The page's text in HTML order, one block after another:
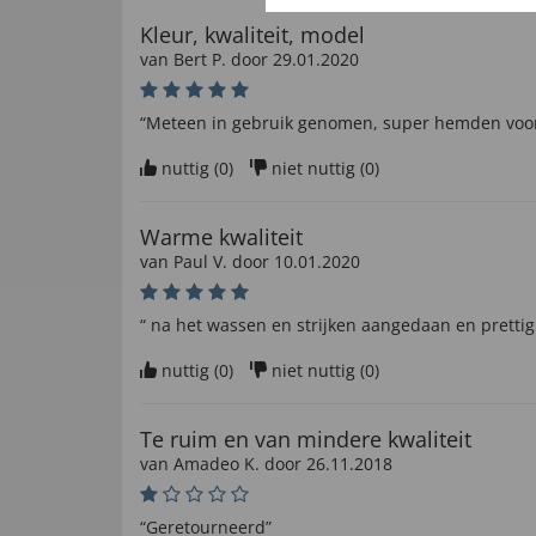
Kleur, kwaliteit, model
van Bert P. door 29.01.2020
“Meteen in gebruik genomen, super hemden
nuttig (0) niet nuttig (0)
Warme kwaliteit
van Paul V. door 10.01.2020
“ na het wassen en strijken aangedaan en
nuttig (0) niet nuttig (0)
Te ruim en van mindere kwaliteit
van Amadeo K. door 26.11.2018
“Geretourneerd”